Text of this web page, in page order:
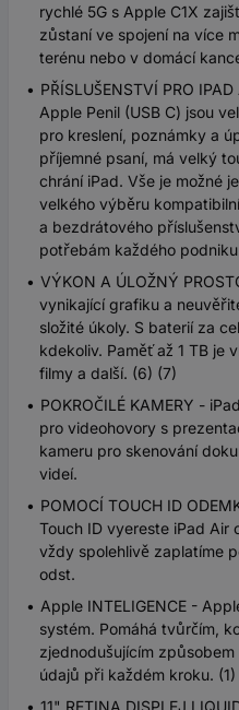
rychlé 5G s Apple C1X
zůstaní ve spojení na více
terénu nebo v domácí
PŘÍSLUŠENSTVÍ PRO
Apple Penil (USB C) jsou
pro kreslení, poznámky a
příjemné psaní, má velký
chrání iPad. Vše je možné
velkého výběru
a bezdrátového
potřebám každého
VÝKON A ÚLOŽNÝ
vynikající grafiku a
složité úkoly. S baterií za
kdekoliv. Paměť až 1 TB je
filmy a další. (6) (7)
POKROČILÉ KAMERY -
pro videohovory s
kameru pro skenování
videí.
POMOCÍ TOUCH ID
Touch ID vyereste iPad Air
vždy spolehlivě zaplatíme
odst.
Apple INTELIGENCE -
systém. Pomáhá tvůrčím,
zjednodušujícím
údajů při každém kroku. (1)